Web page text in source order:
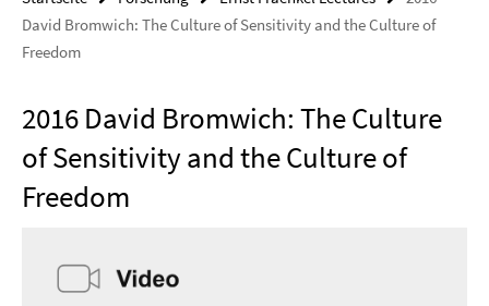
David Bromwich: The Culture of Sensitivity and the Culture of
Freedom
2016 David Bromwich: The Culture
of Sensitivity and the Culture of
Freedom